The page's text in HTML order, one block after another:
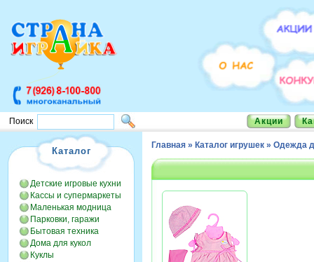
Поиск Акции
Каталог
Детские игровые кухни
Кассы и супермаркеты
Маленькая модница
Парковки, гаражи
Бытовая техника
Дома для кукол
Куклы
Главная » Каталог игрушек » Одежда